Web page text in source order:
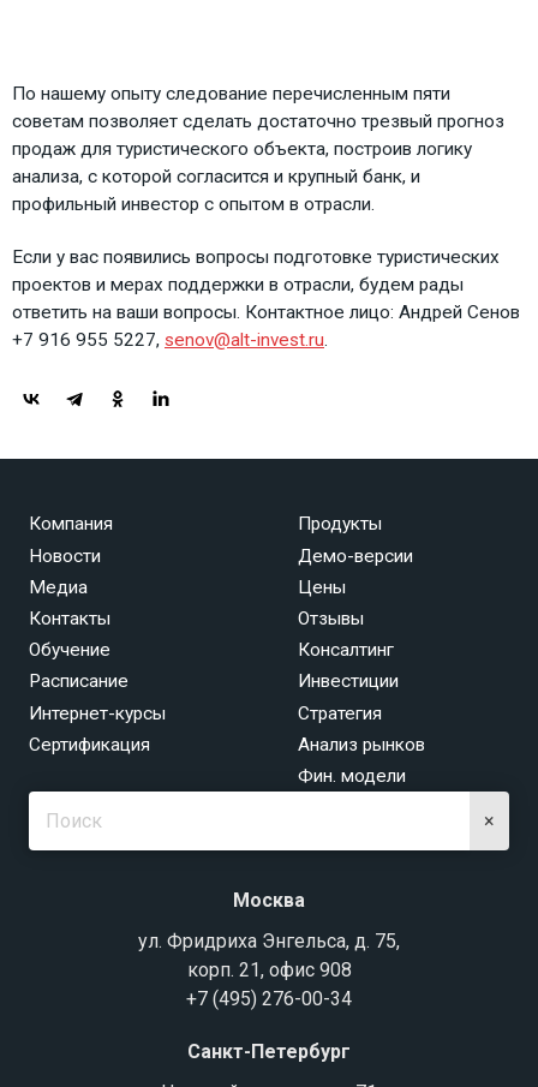
По нашему опыту следование перечисленным пяти
советам позволяет сделать достаточно трезвый прогноз
продаж для туристического объекта, построив логику
анализа, с которой согласится и крупный банк, и
профильный инвестор с опытом в отрасли.
Если у вас появились вопросы подготовке туристических
проектов и мерах поддержки в отрасли, будем рады
ответить на ваши вопросы. Контактное лицо: Андрей Сенов
+7 916 955 5227, senov@alt-invest.ru.
Компания
Новости
Медиа
Контакты
Продукты
Демо-версии
Цены
Отзывы
Обучение
Расписание
Интернет-курсы
Сертификация
Консалтинг
Инвестиции
Стратегия
Анализ рынков
Фин. модели
×
Москва
ул. Фридриха Энгельса, д. 75,
корп. 21, офис 908
+7 (495) 276-00-34
Санкт-Петербург